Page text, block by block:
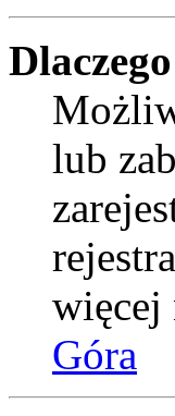
lub
więcej
Góra